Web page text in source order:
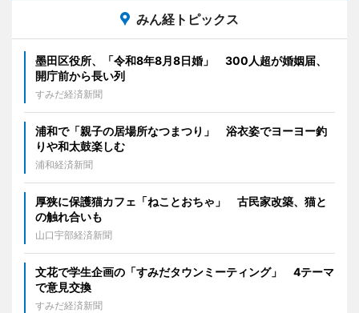
みん経トピックス
墨田区役所、「令和8年8月8日婚」 300人超が婚姻届、
開庁前から長い列
すみだ経済新聞
浦和で「親子の居場所なつまつり」 浴衣姿でヨーヨー釣
りや和太鼓楽しむ
浦和経済新聞
厚狭に保護猫カフェ「ねことおちゃ」 古民家改築、猫と
の触れ合いも
山口宇部経済新聞
文花で学生企画の「すみだタウンミーティング」 4テーマ
で意見交換
すみだ経済新聞